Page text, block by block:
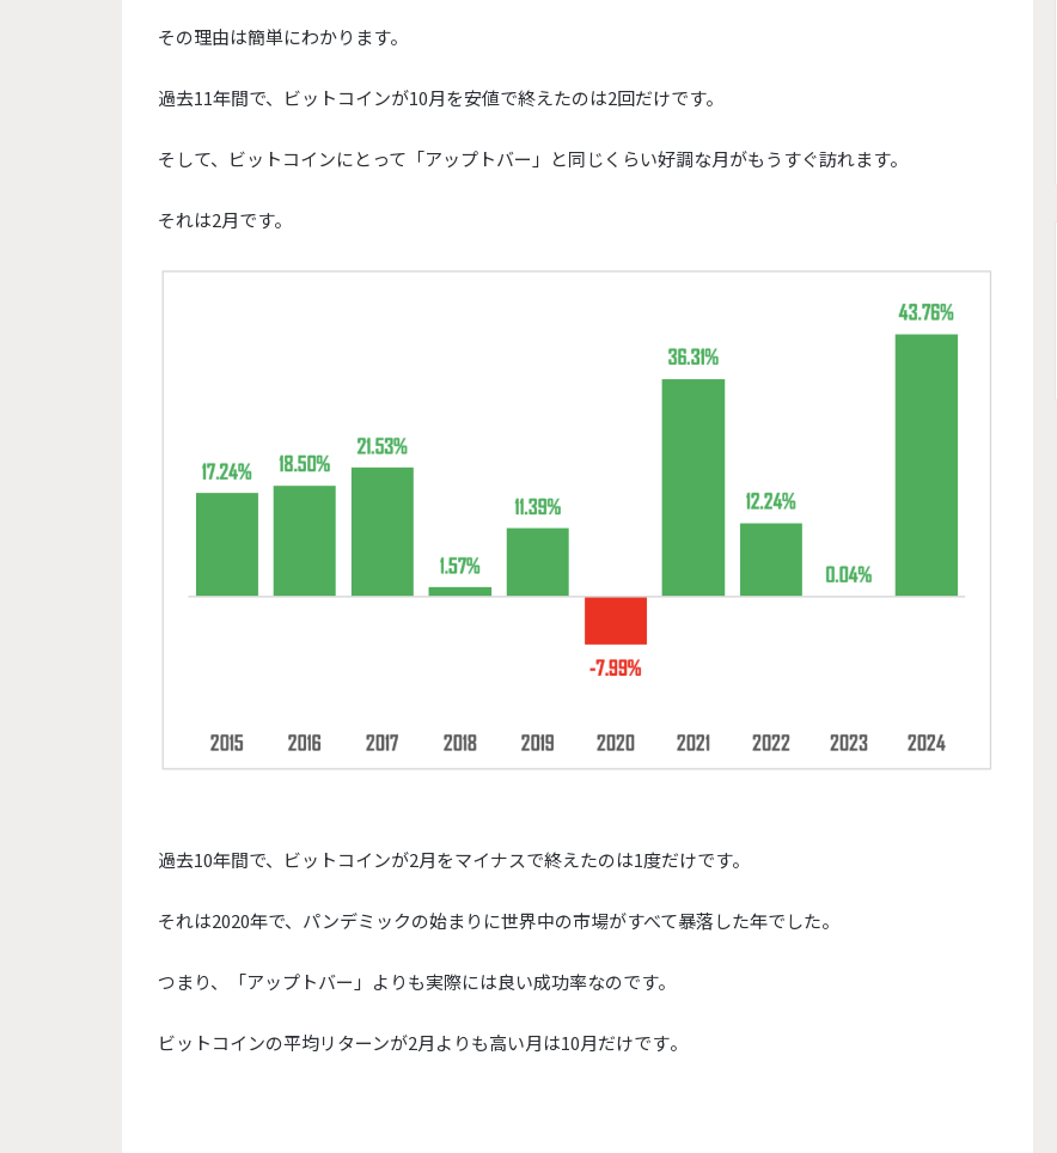
その理由は簡単にわかります。
過去11年間で、 ビットコインが10月を安値で終えたのは2回だけです。
そして、ビットコインにとって「アップトバー」 と同じくらい好調な月がもうすぐ訪れます。
それは2月です。
過去10年間で、 ビットコインが2月をマイナスで終えたのは1度だけです。
それは2020年で、 パンデミックの始まりに世界中の市場がすべて暴落した年でした。
つまり、「アップトバー」よりも実際には良い成功率なのです。
ビットコインの平均リターンが2月よりも高い月は10月だけです。